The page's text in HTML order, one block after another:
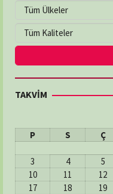
TAKVİM
P
S Ç
3
4 5
10
11 12
17
18 19